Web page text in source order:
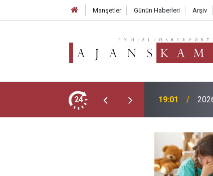
Manşetler Günün Haberleri Arşiv
24
Başvurusu Nasıl Yapılır? 17:02
250